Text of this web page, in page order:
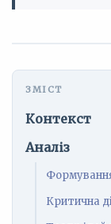
Контекст
Аналіз
Критична